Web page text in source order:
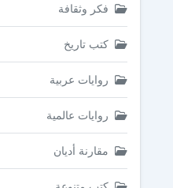
فكر وثقافة
كتب تاريخ
روايات عربية
روايات عالمية
مقارنة أديان